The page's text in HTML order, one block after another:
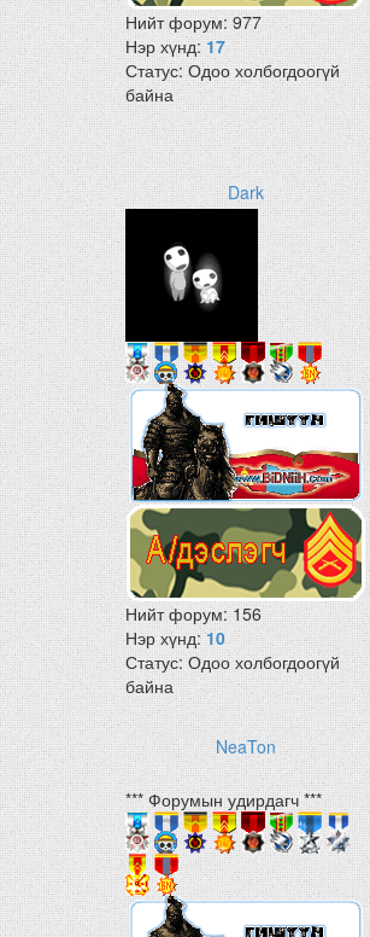
Нийт форум:977
Нэр хүнд:17
Статус:Одоо холбогдоогүй
байна
Dark
Нийт форум:156
Нэр хүнд:10
Статус:Одоо холбогдоогүй
байна
NeaTon
*** Форумын удирдагч ***